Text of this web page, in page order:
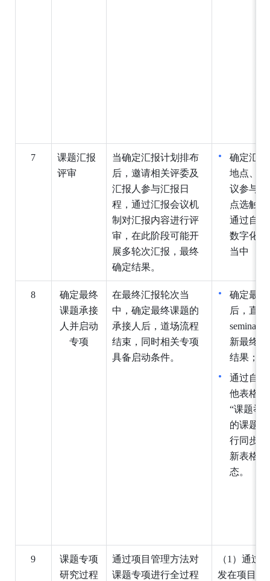
7
课题汇报
评审
当确定汇报计划排布
后，邀请相关评委及
汇报人参与汇报日
程，通过汇报会议机
制对汇报内容进行评
审，在此阶段可能开
展多轮次汇报，最终
确定结果。
确定汇
地点、
议参与
点选触
通过自
数字化
当中
8
确定最终
课题承接
人并启动
专项
在最终汇报轮次当
中，确定最终课题的
承接人后，道场流程
结束，同时相关专项
具备启动条件。
确定最
后，直
seminar
新最终
结果；
通过自
他表格“
“课题举
的课题
行同步
新表格
态。
9
课题专项
研究过程
通过项目管理方法对
课题专项进行全过程
（1）通过
发在项目管